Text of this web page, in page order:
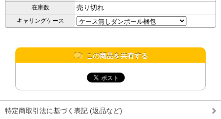
在庫数 売り切れ
キャリングケース
この商品を共有する
特定商取引法に基づく表記 (返品など)